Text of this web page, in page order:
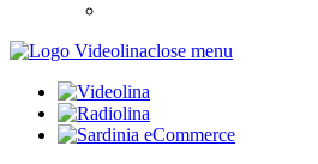
close menu